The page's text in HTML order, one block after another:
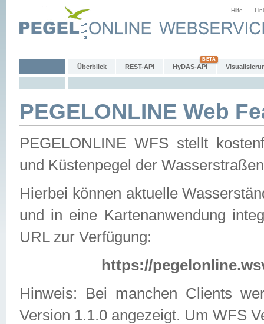
Hilfe
Überblick REST-API HyDAS-API
PEGELONLINE Web
PEGELONLINE WFS stellt
und Küstenpegel der
Hierbei können aktuelle
und in eine Kartenanwendung
URL zur Verfügung:
https://
Hinweis: Bei manchen Clients
Version 1.1.0 angezeigt. Um WFS